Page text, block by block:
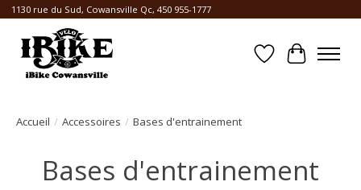
1130 rue du Sud, Cowansville Qc, 450 955-1777
Liste dePanier
Accueil / Accessoires / Bases d'entrainement
Bases d'entrainement